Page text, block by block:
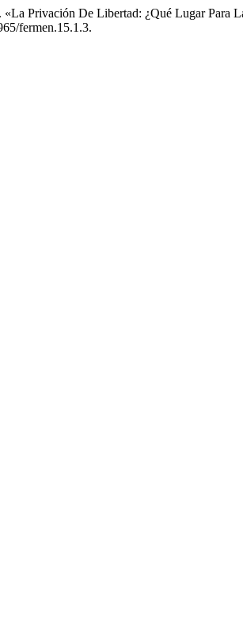
Privación De Libertad: ¿Qué Lugar Para
fermen.15.1.3.